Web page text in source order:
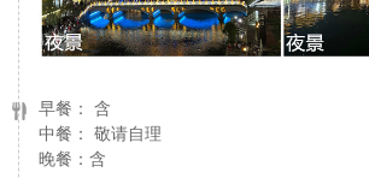
早餐： 含
中餐： 敬请自理
晚餐：含